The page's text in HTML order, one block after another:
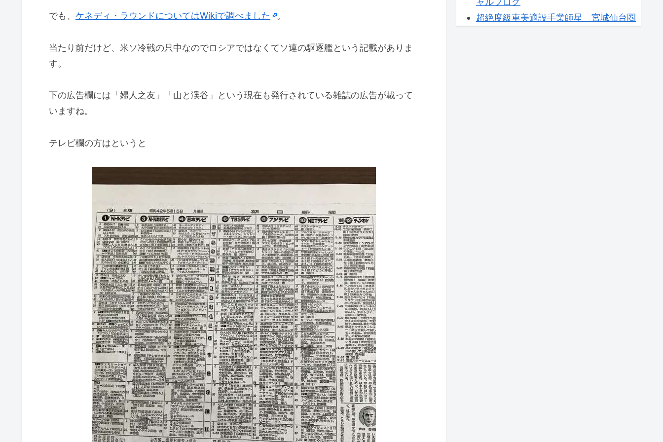
でも、 ケネディ・ラウンドについてはWikiで調べました 。
当たり前だけど、米ソ冷戦の只中なのでロシアではなくてソ連の駆逐艦という記載がありま
す。
下の広告欄には「婦人之友」「山と渓谷」という現在も発行されている雑誌の広告が載って
いますね。
テレビ欄の方はというと
超絶度級車美適設手業師星 宮城仙台圏